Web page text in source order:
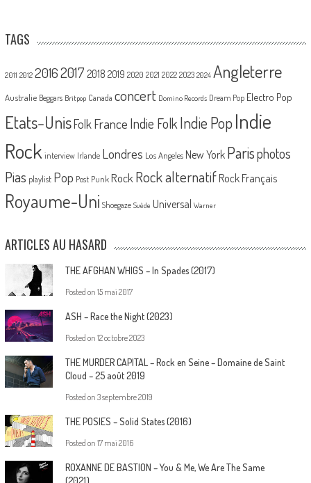
TAGS
2011 2012 20162017 2018 2019 2020 2021 2022 2023 2024 Angleterre
Australie Beggars Britpop Canada concert Domino Records Dream Pop Electro Pop
Etats-UnisFolk France Indie Folk Indie PopIndie
Rock interview Irlande Londres Los Angeles New York Parisphotos
Pias playlist Pop Post Punk Rock Rock alternatif Rock Français
Royaume-Uni Shoegaze Suède Universal Warner
ARTICLES AU HASARD
THE AFGHAN WHIGS – In Spades (2017)
Posted on 15 mai 2017
ASH – Race the Night (2023)
Posted on 12 octobre 2023
THE MURDER CAPITAL – Rock en Seine – Domaine de Saint
Cloud – 25 août 2019
Posted on 3 septembre 2019
THE POSIES – Solid States (2016)
Posted on 17 mai 2016
ROXANNE DE BASTION – You & Me, We Are The Same
(2021)